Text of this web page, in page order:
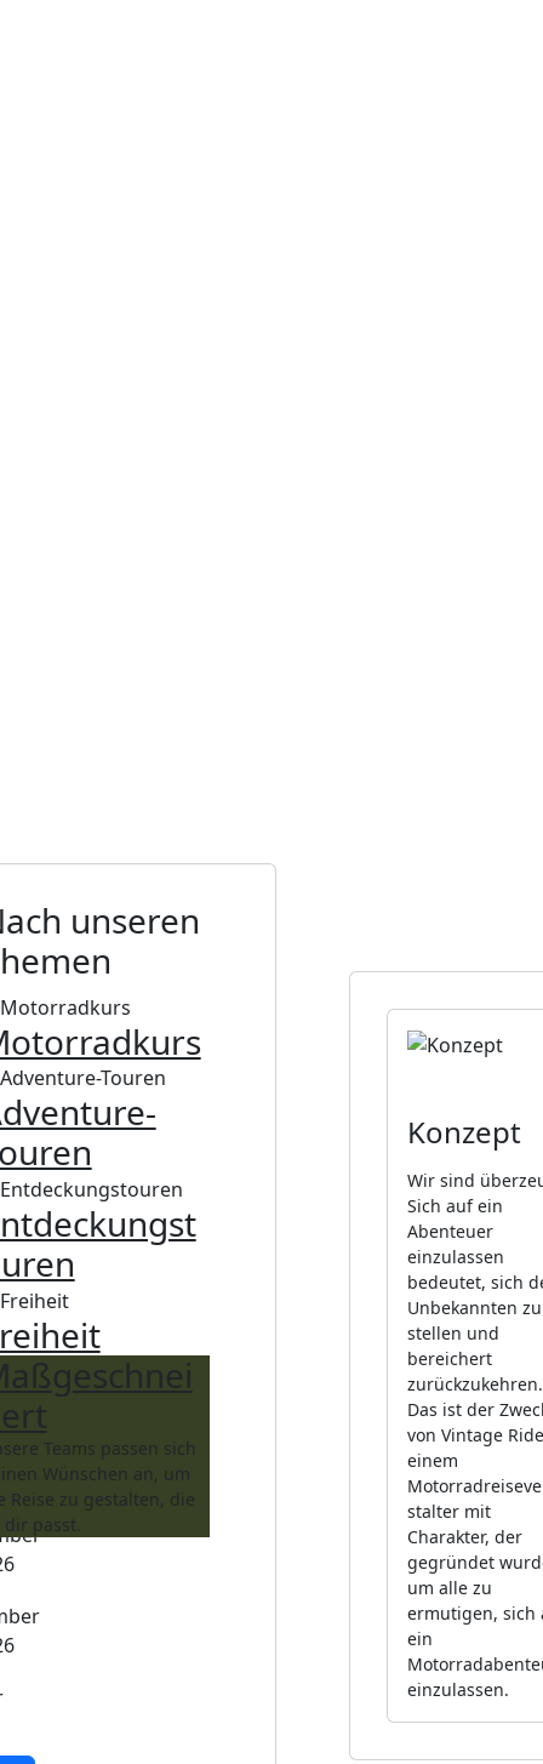
unseren
Teams passen sich
Wünschen an, um
Reise zu gestalten, die
passt.
Konzept
Wir sind
Sich auf ein
Abenteuer
einzulassen
bedeutet, sich
Unbekannten zu
stellen und
bereichert
zurückzukehren.
Das ist der
von Vintage
einem
stalter mit
Charakter, der
gegründet
um alle zu
ermutigen, sich
ein
einzulassen.